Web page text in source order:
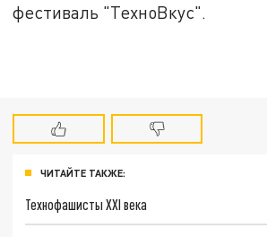
фестиваль "ТехноВкус".
ЧИТАЙТЕ ТАКЖЕ:
Технофашисты XXI века